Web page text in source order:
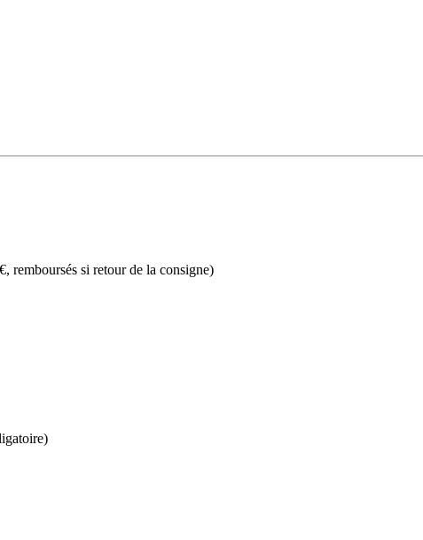
remboursés si retour de la consigne)